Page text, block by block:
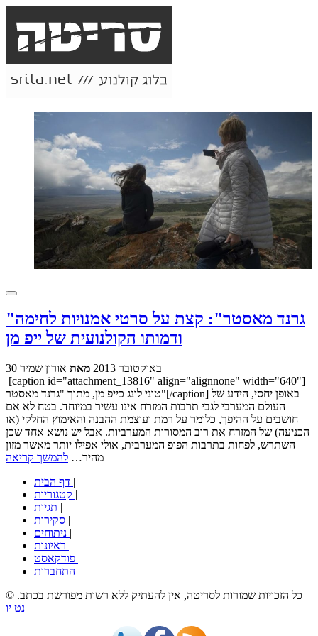
"גרנד מאסטר": קצת על סרטי אמנויות לחימה
ודמותו הקולנועית של ייפ מן
30 באוקטובר 2013 מאת אורון שמיר
[caption id="attachment_13816" align="alignnone" width="640"]
טוני לונג כייפ מן, מתוך "גרנד מאסטר"[/caption] באופן יחסי, הידע של
העולם המערבי לגבי תרבות המזרח אינו עשיר במיוחד. בטח לא אם
חושבים על ההיפך, כלומר על רמת ועוצמת ההבנה והאימוץ החלקי (או
הכניעה) של המזרח את רוב המסורות המערביות. אבל יש נושא אחד שכן
השתרש, לפחות בתרבות הפופ המערבית, אולי אפילו יותר מאשר מזון
מהיר… להמשך קריאה
|
|
|
|
|
|
|
התחברות
© כל הזכויות שמורות לסריטה, אין להעתיק ללא רשות מפורשת בכתב.
נט יו